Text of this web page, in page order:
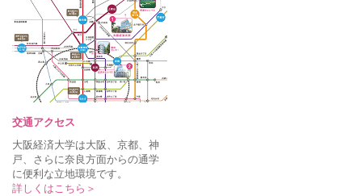
交通アクセス
大阪経済大学は大阪、京都、神
戸、さらに奈良方面からの通学
に便利な立地環境です。
詳しくはこちら＞